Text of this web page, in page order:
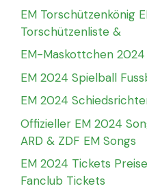
EM Torschützenkönig
Torschützenliste &
EM-Maskottchen 2024
EM 2024 Spielball
EM 2024
Offizieller EM 2024
ARD & ZDF EM Songs
EM 2024 Tickets
Fanclub Tickets